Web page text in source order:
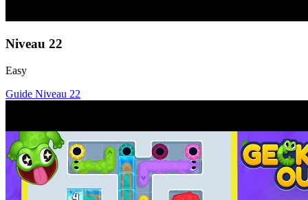
Niveau 22
Easy
Guide Niveau 22